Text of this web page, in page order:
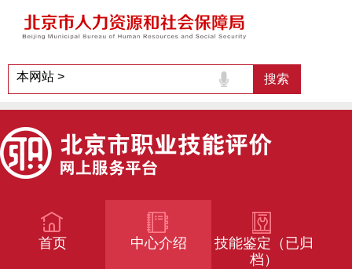
首页 中心介绍
技能鉴定（已归
档）